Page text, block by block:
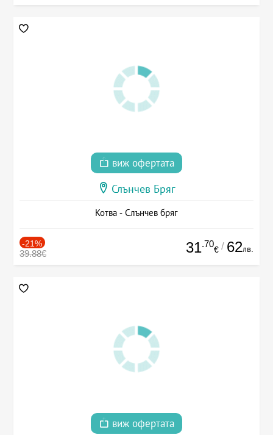
виж офертата
Слънчев Бряг
Котва - Слънчев бряг
-21%
39.88€ 31.70
€ / 62лв.
виж офертата